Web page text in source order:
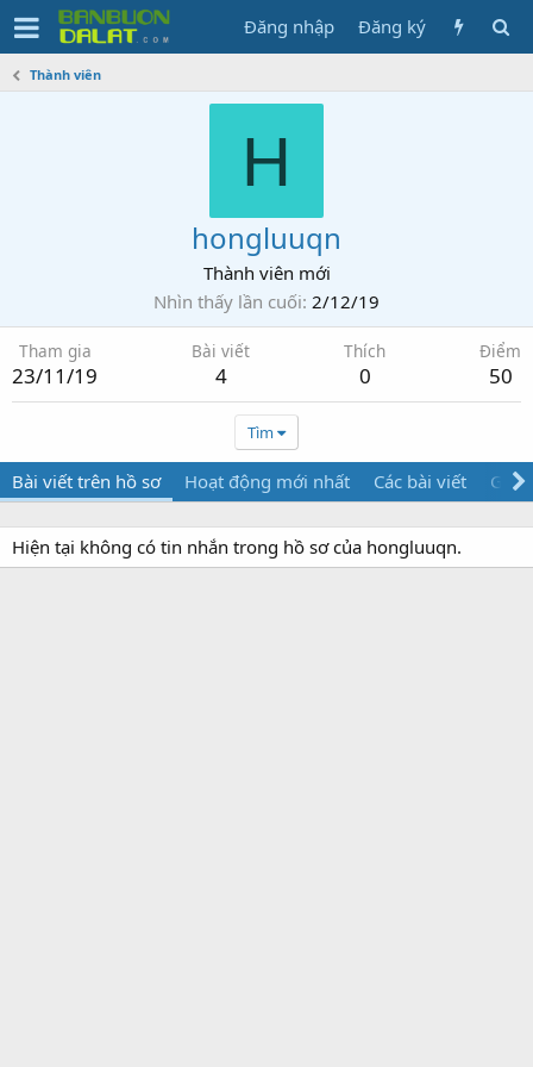
Đăng nhập Đăng ký
Thành viên
H
hongluuqn
Thành viên mới
Nhìn thấy lần cuối 2/12/19
Tham gia
23/11/19
Bài viết
4
Thích
0
Điểm
50
Tìm
Bài viết trên hồ sơ Hoạt động mới nhất Các bài viết Giới
Hiện tại không có tin nhắn trong hồ sơ của hongluuqn.